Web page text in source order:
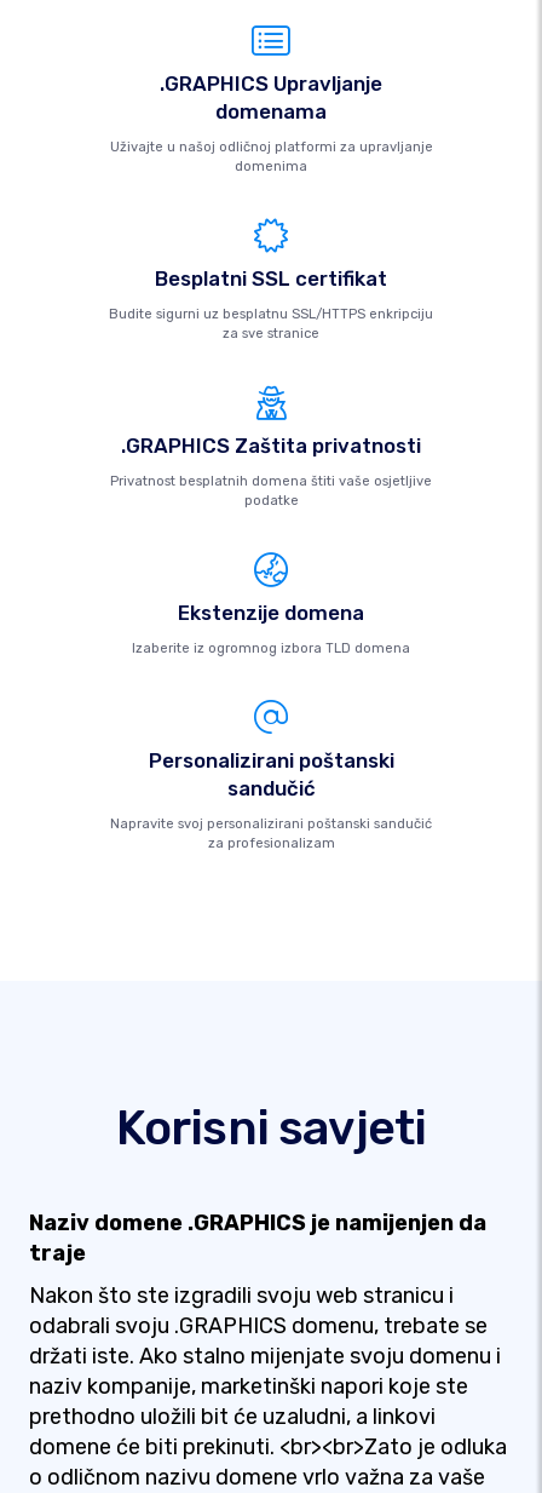
.GRAPHICS Upravljanje
domenama
Uživajte u našoj odličnoj platformi za upravljanje
domenima
Besplatni SSL certifikat
Budite sigurni uz besplatnu SSL/HTTPS enkripciju
za sve stranice
.GRAPHICS Zaštita privatnosti
Privatnost besplatnih domena štiti vaše osjetljive
podatke
Ekstenzije domena
Izaberite iz ogromnog izbora TLD domena
Personalizirani poštanski
sandučić
Napravite svoj personalizirani poštanski sandučić
za profesionalizam
Korisni savjeti
Naziv domene .GRAPHICS je namijenjen da
traje
Nakon što ste izgradili svoju web stranicu i
odabrali svoju .GRAPHICS domenu, trebate se
držati iste. Ako stalno mijenjate svoju domenu i
naziv kompanije, marketinški napori koje ste
prethodno uložili bit će uzaludni, a linkovi
domene će biti prekinuti. <br><br>Zato je odluka
o odličnom nazivu domene vrlo važna za vaše